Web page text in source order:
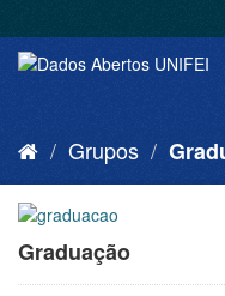
Grupos
Graduação